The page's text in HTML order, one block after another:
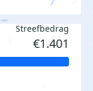
Streefbedrag
€1.401